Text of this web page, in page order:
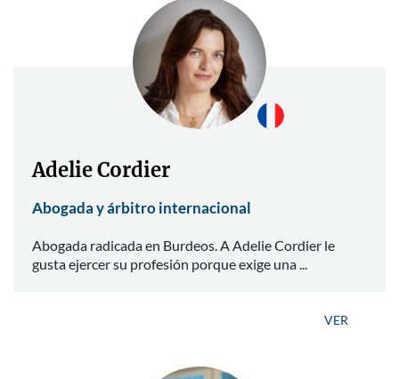
Adelie Cordier
Abogada y árbitro internacional
Abogada radicada en Burdeos. A Adelie Cordier le
gusta ejercer su profesión porque exige una ...
VER